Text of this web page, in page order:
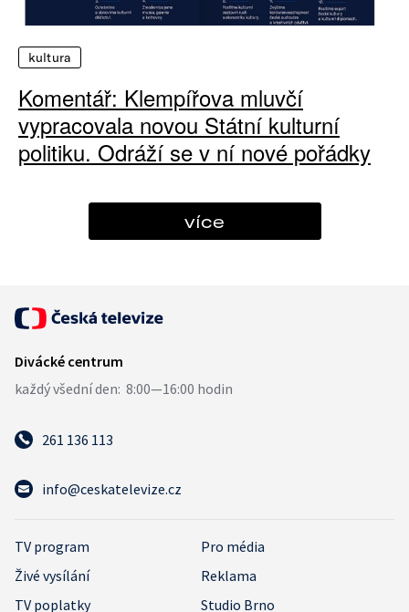
kultura
Komentář: Klempířova mluvčí
vypracovala novou Státní kulturní
politiku. Odráží se v ní nové pořádky
více
261 136 113
info@ceskatelevize.cz
TV program
Pro média
Živé vysílání
Reklama
TV poplatky
Studio Brno